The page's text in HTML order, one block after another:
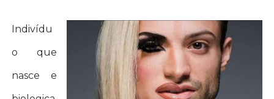
Indivídu
o que
nasce e